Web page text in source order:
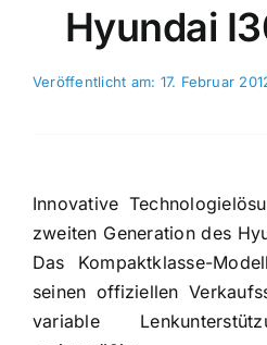
Hyundai
Veröffentlicht am: 17. Februar
Innovative
zweiten Generation des
Das Kompaktklasse-
seinen offiziellen
variable